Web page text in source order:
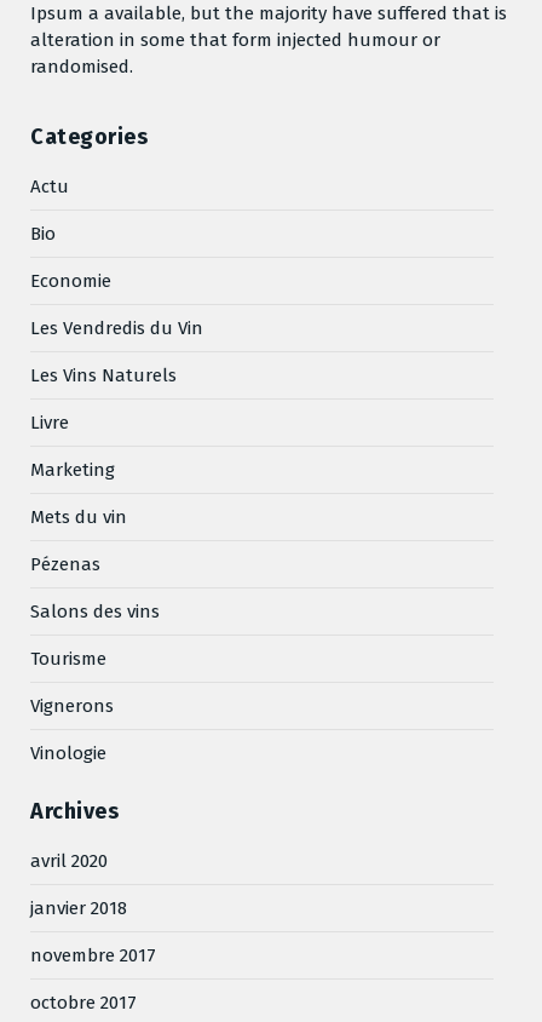
Ipsum a available, but the majority have suffered that is
alteration in some that form injected humour or
randomised.
Categories
Actu
Bio
Economie
Les Vendredis du Vin
Les Vins Naturels
Livre
Marketing
Mets du vin
Pézenas
Salons des vins
Tourisme
Vignerons
Vinologie
Archives
avril 2020
janvier 2018
novembre 2017
octobre 2017